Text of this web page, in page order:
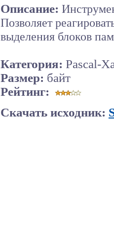
Описание:
Позволяет
выделения блоков
Категория: Pascal-
Размер: байт
Рейтинг:
Скачать исходник: